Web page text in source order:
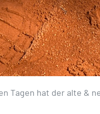
Tagen hat der alte &